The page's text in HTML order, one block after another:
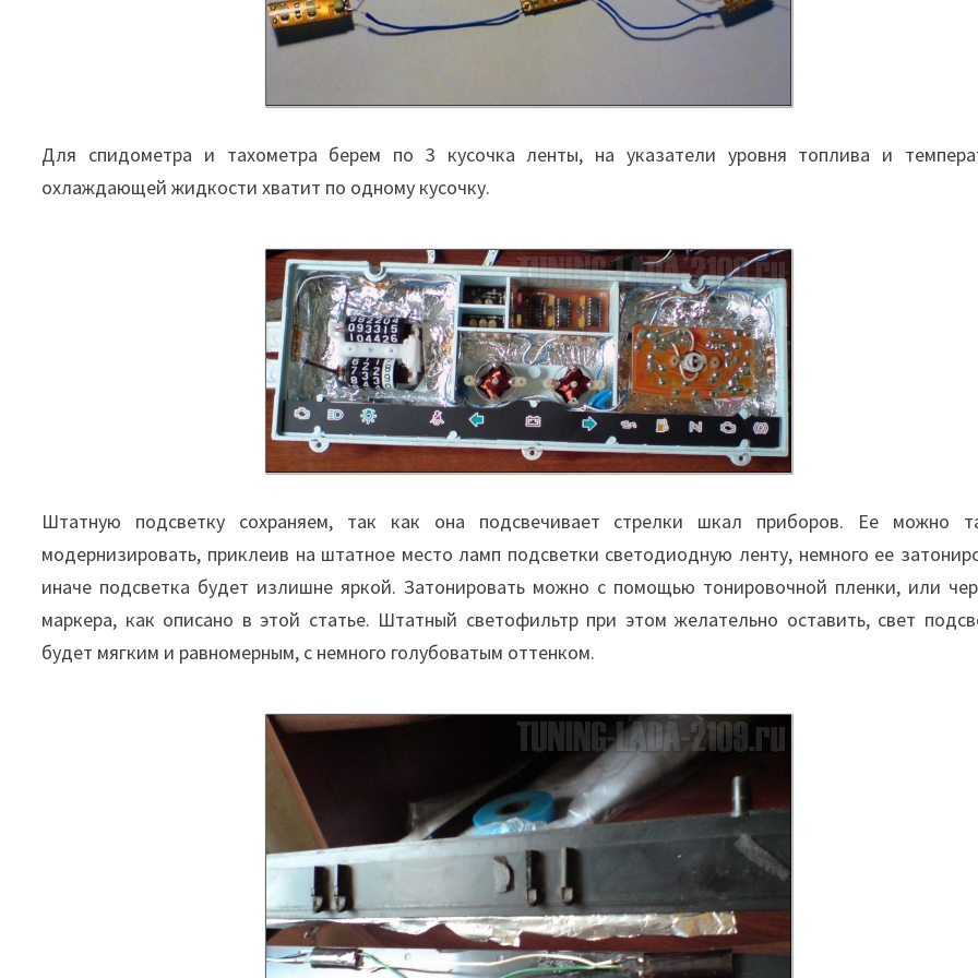
Для спидометра и тахометра берем по 3 кусочка ленты, на указатели уровня топлива и
охлаждающей жидкости хватит по одному кусочку.
Штатную подсветку сохраняем, так как она подсвечивает стрелки шкал приборов. Ее можно
модернизировать, приклеив на штатное место ламп подсветки светодиодную ленту, немного ее
иначе подсветка будет излишне яркой. Затонировать можно с помощью тонировочной пленки, или
маркера, как описано в этой статье. Штатный светофильтр при этом желательно оставить, свет
будет мягким и равномерным, с немного голубоватым оттенком.